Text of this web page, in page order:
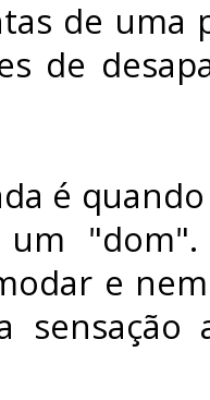
de uma
de
é
"dom".
e
sensação